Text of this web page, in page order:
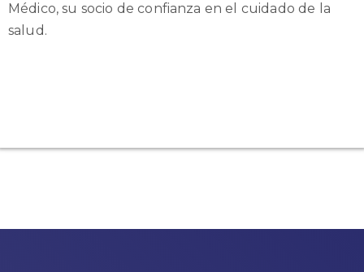
Médico, su socio de confianza en el cuidado de la
salud.